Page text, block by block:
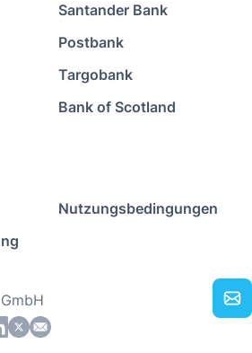
Santander Bank
Postbank
Targobank
Bank of Scotland
Nutzungsbedingungen